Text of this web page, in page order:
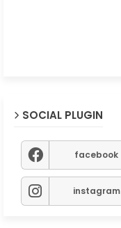
SOCIAL PLUGIN
facebook
instagram